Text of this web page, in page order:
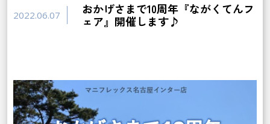
2022.06.07
おかげさまで10周年『ながくてんフ
ェア』開催します♪